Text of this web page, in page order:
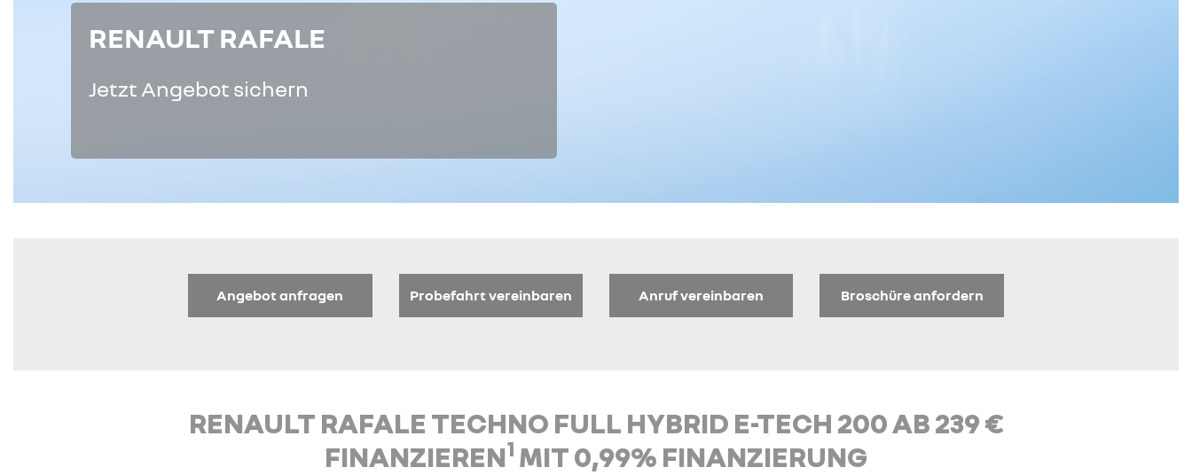
RENAULT RAFALE
Jetzt Angebot sichern
Angebot anfragen Probefahrt vereinbaren Anruf vereinbaren Broschüre anfordern
RENAULT RAFALE TECHNO FULL HYBRID E-TECH 200 AB 239 €
FINANZIEREN1 MIT 0,99% FINANZIERUNG